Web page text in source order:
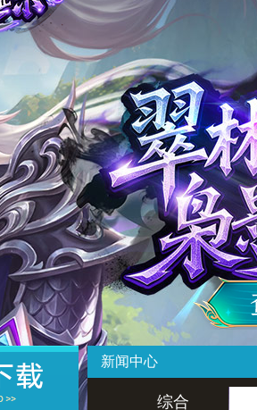
新闻中心
综合